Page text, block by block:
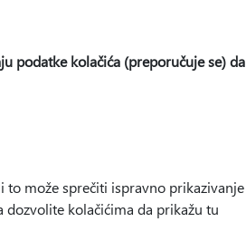
podatke kolačića (preporučuje se) da
to može sprečiti ispravno prikazivanje
dozvolite kolačićima da prikažu tu